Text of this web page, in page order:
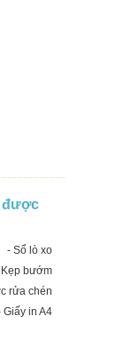
được
- Sổ lò xo
bướm
rửa chén
Giấy in A4